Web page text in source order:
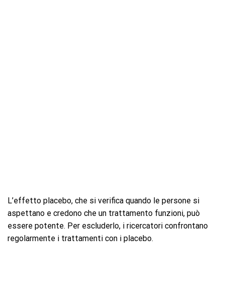
L’effetto placebo, che si verifica quando le persone si
aspettano e credono che un trattamento funzioni, può
essere potente. Per escluderlo, i ricercatori confrontano
regolarmente i trattamenti con i placebo.